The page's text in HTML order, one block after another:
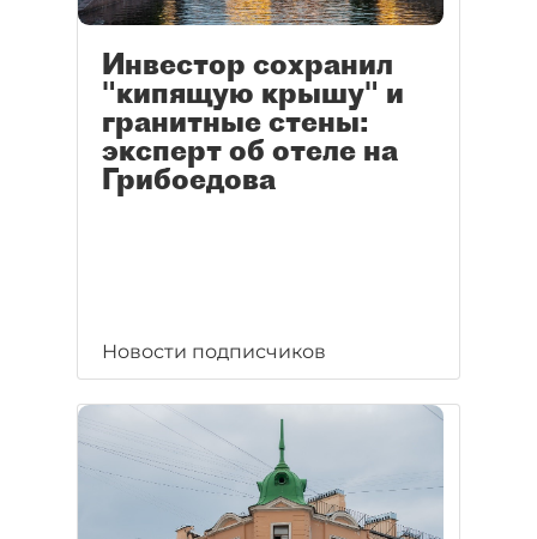
Инвестор сохранил
"кипящую крышу" и
гранитные стены:
эксперт об отеле на
Грибоедова
Новости подписчиков